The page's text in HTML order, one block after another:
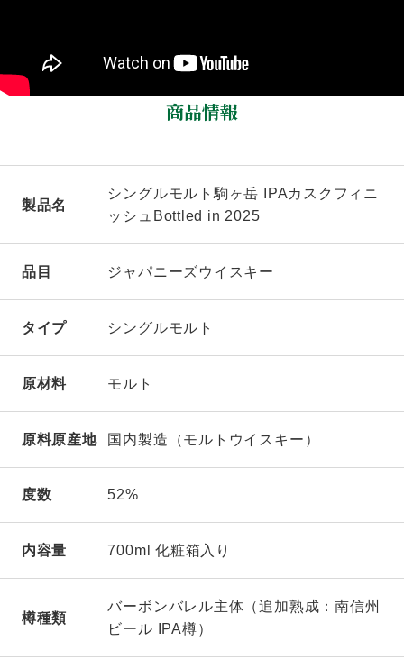
商品情報
製品名
シングルモルト駒ヶ岳 IPAカスクフィニ
ッシュBottled in 2025
品目 ジャパニーズウイスキー
タイプ シングルモルト
原材料 モルト
原料原産地 国内製造（モルトウイスキー）
度数 52%
内容量 700ml 化粧箱入り
樽種類
バーボンバレル主体（追加熟成：南信州
ビール IPA樽）